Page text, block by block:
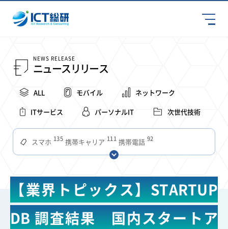
NEWS RELEASE
ニュースリリース
ALL モバイル
ネットワーク
ITサービス
パーソナルIT 次世代技術
スマホ 135 携帯キャリア 111 携帯電話 92
スマートデバイス 68 通信速度 65 ビジネス 63 4Ｇ 59
アプリ 51 つながりやすさ 51 電波状況 49 ドコモ 48
タブレット 38 インターネット 36 ビジネスシーン 31
混雑環境 31 MVNO 28 SIM 電波 27 全国 24 楽天モバイル 22
【業界トピックス】STARTUP
DB 調査結果 国内スタートア